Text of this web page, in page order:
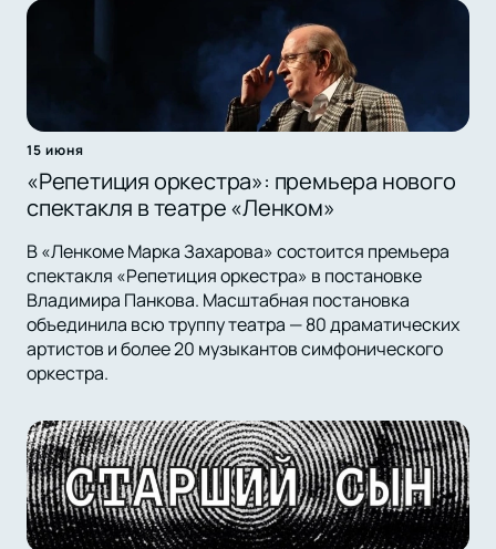
15 июня
«Репетиция оркестра»: премьера нового
спектакля в театре «Ленком»
В «Ленкоме Марка Захарова» состоится премьера
спектакля «Репетиция оркестра» в постановке
Владимира Панкова. Масштабная постановка
объединила всю труппу театра — 80 драматических
артистов и более 20 музыкантов симфонического
оркестра.